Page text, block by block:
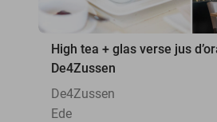
High tea + glas verse jus
De4Zussen
De4Zussen
Ede